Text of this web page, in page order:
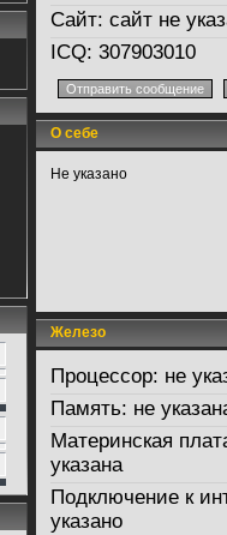
Сайт: сайт не
ICQ: 307903010
О себе
Не указано
Железо
Процессор: не
Память: не
Материнская
указана
Подключение к
указано